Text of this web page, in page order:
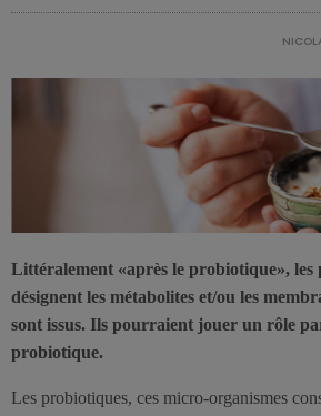
Littéralement «après le probiotique», les
désignent les métabolites et/ou les
sont issus. Ils pourraient jouer un rôle
probiotique.
Les probiotiques, ces micro-organismes